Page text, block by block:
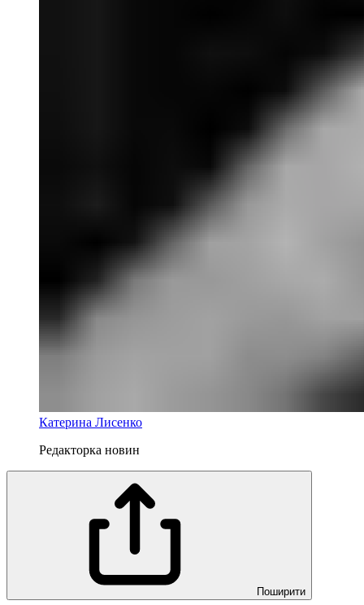
Катерина Лисенко
Редакторка новин
Поширити